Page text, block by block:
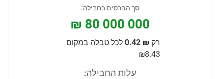
סך הפרסים בחבילה:
₪ 80 000 000
רק ₪ 0.42
לכל טבלה במקום
₪8.43
עלות החבילה: